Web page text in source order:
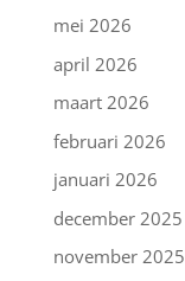
mei 2026
april 2026
maart 2026
februari 2026
januari 2026
december 2025
november 2025